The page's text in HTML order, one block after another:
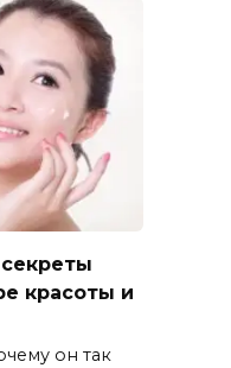
красоты и
он так